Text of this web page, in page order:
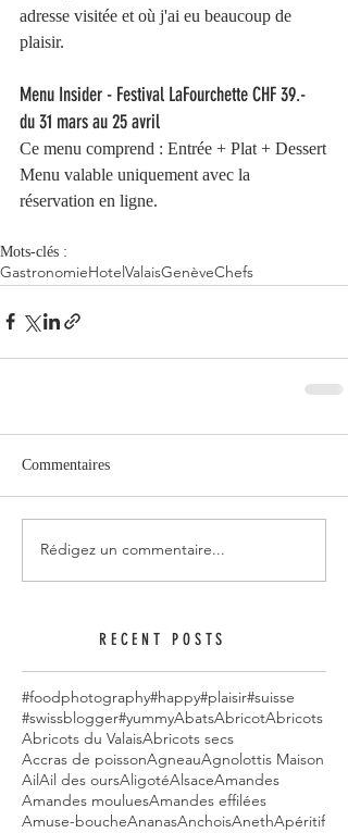
adresse visitée et où j'ai eu beaucoup de
plaisir.
Menu Insider - Festival LaFourchette CHF 39.-
du 31 mars au 25 avril
Ce menu comprend : Entrée + Plat + Dessert
Menu valable uniquement avec la
réservation en ligne.
Mots-clés :
GastronomieHotelValaisGenèveChefs
Commentaires
Rédigez un commentaire...
RECENT POSTS
#foodphotography#happy#plaisir#suisse
#swissblogger#yummyAbatsAbricotAbricots
Abricots du ValaisAbricots secs
Accras de poissonAgneauAgnolottis Maison
AilAil des oursAligotéAlsaceAmandes
Amandes mouluesAmandes effilées
Amuse-boucheAnanasAnchoisAnethApéritif